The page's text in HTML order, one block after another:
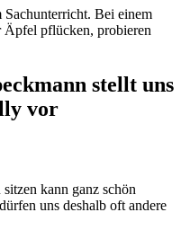
Bei einem
pflücken, probieren
stellt uns
vor
kann ganz schön
uns deshalb oft andere